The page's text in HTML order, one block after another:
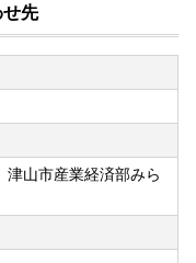
先
山市産業経済部みら